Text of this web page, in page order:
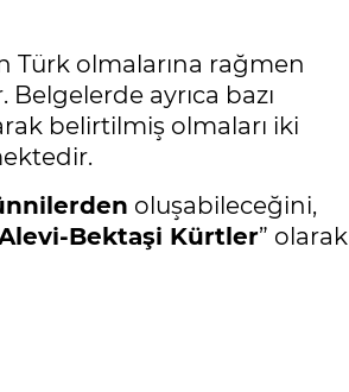
Türk olmalarına rağmen
ayrıca bazı
belirtilmiş olmaları iki
oluşabileceğini,
Bektaşi Kürtler” olarak